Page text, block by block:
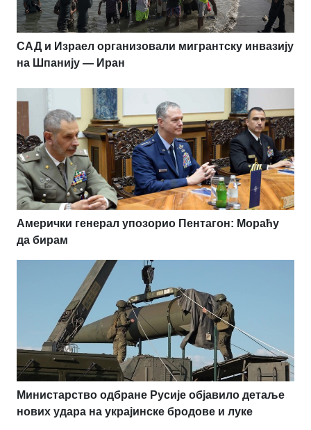
САД и Израел организовали мигрантску инвазију
на Шпанију — Иран
Амерички генерал упозорио Пентагон: Мораћу
да бирам
Министарство одбране Русије објавило детаље
нових удара на украјинске бродове и луке